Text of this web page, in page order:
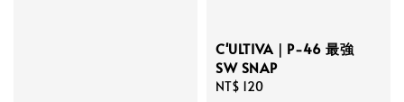
C'ULTIVA｜P-46 最強
SW SNAP
Regular
NT$ 120